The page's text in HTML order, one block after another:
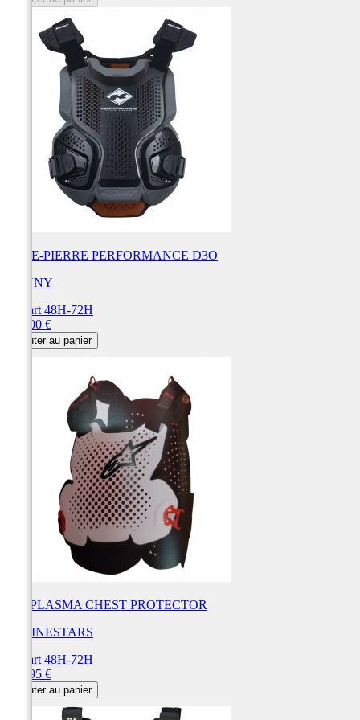
PARE-PIERRE PERFORMANCE D3O
KENNY
Départ 48H-72H
175,00 €
Ajouter au panier
A-4 PLASMA CHEST PROTECTOR
ALPINESTARS
Départ 48H-72H
169,95 €
Ajouter au panier